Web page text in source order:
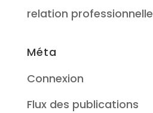
relation professionnelle
Méta
Connexion
Flux des publications